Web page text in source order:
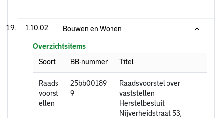
1.10.02 Bouwen en Wonen
Overzichtsitems
Soort
BB-nummer Titel
Raads
voorst
ellen
25bb00189
9
Raadsvoorstel over
vaststellen
Herstelbesluit
Nijverheidstraat 53,